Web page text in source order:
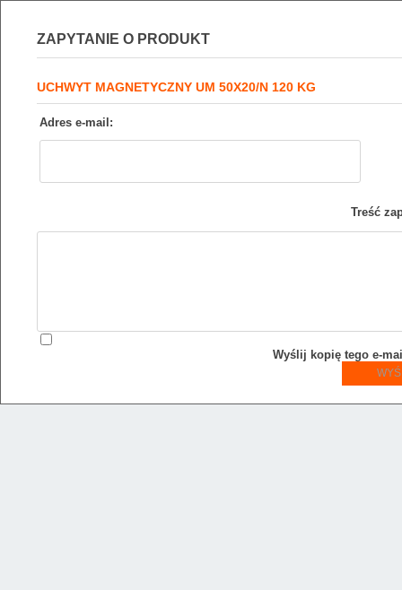
ZAPYTANIE O PRODUKT
UCHWYT MAGNETYCZNY UM 50X20/N 120 KG
Adres e-mail:
Treść
Wyślij kopię tego e-